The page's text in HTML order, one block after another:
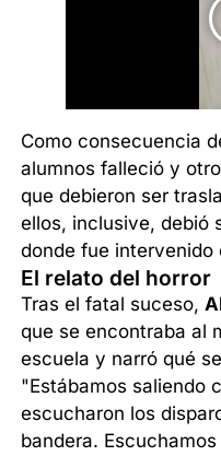
Como consecuencia
alumnos falleció y
que debieron ser
ellos, inclusive, debió
donde fue intervenido
El relato del horror
Tras el fatal suceso,
que se encontraba al
escuela y narró qué
"Estábamos saliendo
escucharon los
bandera.